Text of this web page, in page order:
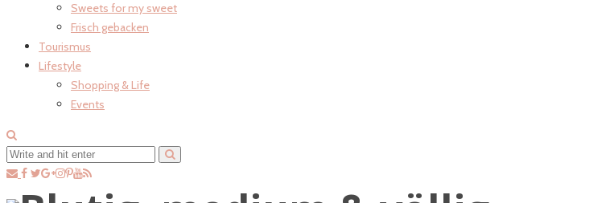
Sweets for my sweet
Frisch gebacken
Tourismus
Lifestyle
Shopping & Life
Events